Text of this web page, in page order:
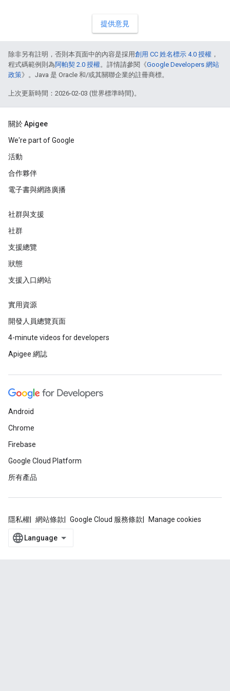
提供意見
除非另有註明，否則本頁面中的內容是採用創用 CC 姓名標示 4.0 授權 ，
程式碼範例則為阿帕契 2.0 授權。詳情請參閱《Google Developers 網站
政策》。Java 是 Oracle 和/或其關聯企業的註冊商標。
上次更新時間：2026-02-03 (世界標準時間)。
關於 Apigee
We're part of Google
活動
合作夥伴
電子書與網路廣播
社群與支援
社群
支援總覽
狀態
支援入口網站
實用資源
開發人員總覽頁面
4-minute videos for developers
Apigee 網誌
Android
Chrome
Firebase
Google Cloud Platform
所有產品
隱私權 網站條款 Google Cloud 服務條款 Manage cookies